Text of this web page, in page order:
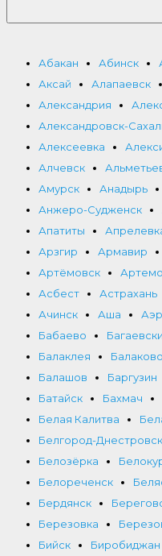
Абакан Абинск
Аксай
Алапаевск
Александрия
Александровск-
Алексеевка
Алчевск
Амурск
Анадырь
Анжеро-Судженск
Апатиты
Арзгир
Армавир
Артёмовск
Асбест
Астрахань
Ачинск
Аша
Бабаево
Балаклея
Балаково
Балашов
Баргузин
Батайск
Бахмач
Белая Калитва
Белгород-
Белозёрка
Белореченск
Бердянск
Березовка
Бийск
Биробиджан